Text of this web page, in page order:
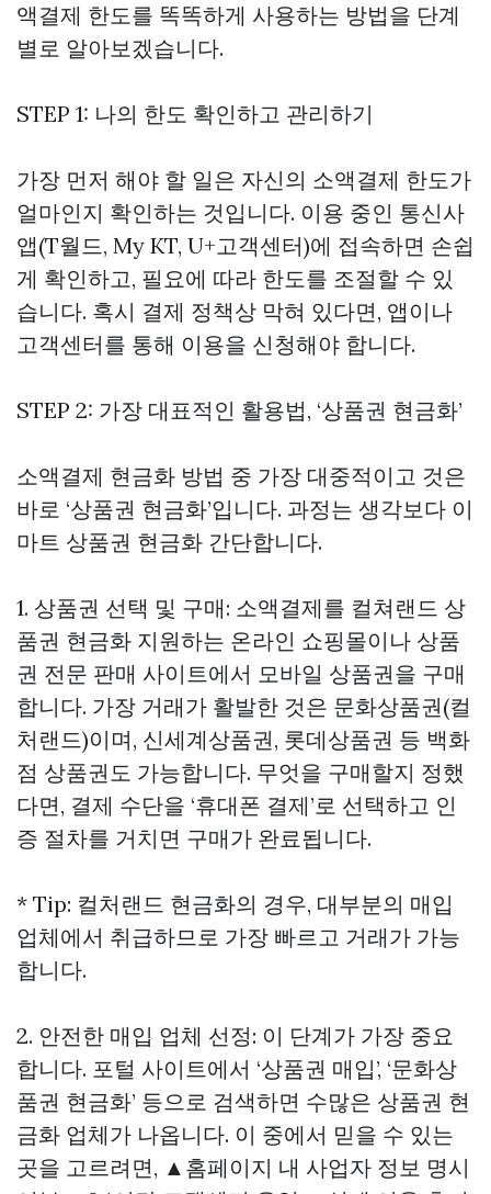
액결제 한도를 똑똑하게 사용하는 방법을 단계
별로 알아보겠습니다.
STEP 1: 나의 한도 확인하고 관리하기
가장 먼저 해야 할 일은 자신의 소액결제 한도가
얼마인지 확인하는 것입니다. 이용 중인 통신사
앱(T월드, My KT, U+고객센터)에 접속하면 손쉽
게 확인하고, 필요에 따라 한도를 조절할 수 있
습니다. 혹시 결제 정책상 막혀 있다면, 앱이나
고객센터를 통해 이용을 신청해야 합니다.
STEP 2: 가장 대표적인 활용법, ‘상품권 현금화’
소액결제 현금화 방법 중 가장 대중적이고 것은
바로 ‘상품권 현금화’입니다. 과정는 생각보다 이
마트 상품권 현금화 간단합니다.
1. 상품권 선택 및 구매: 소액결제를 컬쳐랜드 상
품권 현금화 지원하는 온라인 쇼핑몰이나 상품
권 전문 판매 사이트에서 모바일 상품권을 구매
합니다. 가장 거래가 활발한 것은 문화상품권(컬
처랜드)이며, 신세계상품권, 롯데상품권 등 백화
점 상품권도 가능합니다. 무엇을 구매할지 정했
다면, 결제 수단을 ‘휴대폰 결제’로 선택하고 인
증 절차를 거치면 구매가 완료됩니다.
* Tip: 컬처랜드 현금화의 경우, 대부분의 매입
업체에서 취급하므로 가장 빠르고 거래가 가능
합니다.
2. 안전한 매입 업체 선정: 이 단계가 가장 중요
합니다. 포털 사이트에서 ‘상품권 매입’, ‘문화상
품권 현금화’ 등으로 검색하면 수많은 상품권 현
금화 업체가 나옵니다. 이 중에서 믿을 수 있는
곳을 고르려면, ▲홈페이지 내 사업자 정보 명시